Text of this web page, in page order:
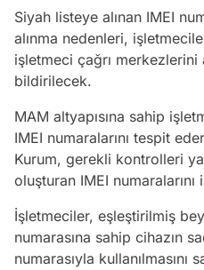
Siyah listeye alınan IMEI
alınma nedenleri,
işletmeci çağrı merkezlerini
bildirilecek.
MAM altyapısına sahip
IMEI numaralarını tespit
Kurum, gerekli kontrolleri
oluşturan IMEI
İşletmeciler, eşleştirilmiş
numarasına sahip cihazın
numarasıyla